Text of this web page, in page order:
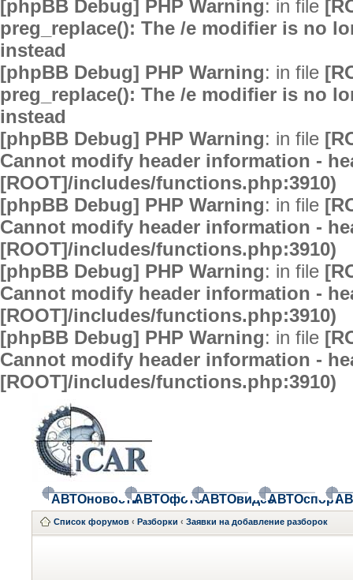
[phpBB Debug] PHP Warning: in file
preg_replace(): The /e modifier is no
instead
[phpBB Debug] PHP Warning: in file
preg_replace(): The /e modifier is no
instead
[phpBB Debug] PHP Warning: in file
Cannot modify header information -
[ROOT]/includes/functions.php:3910)
[phpBB Debug] PHP Warning: in file
Cannot modify header information -
[ROOT]/includes/functions.php:3910)
[phpBB Debug] PHP Warning: in file
Cannot modify header information -
[ROOT]/includes/functions.php:3910)
[phpBB Debug] PHP Warning: in file
Cannot modify header information -
[ROOT]/includes/functions.php:3910)
АВТОновостиАВТОфотоАВТОвидеоАВТОспорт
Список форумов ‹ Разборки ‹ Заявки на добавление разборок